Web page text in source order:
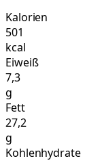
Kalorien
501
kcal
Eiweiß
7,3
g
Fett
27,2
g
Kohlenhydrate